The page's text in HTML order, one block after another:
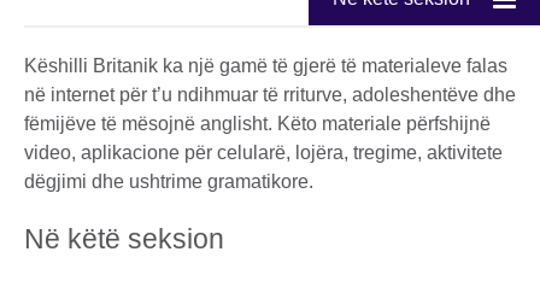
Këshilli Britanik ka një gamë të gjerë të materialeve falas
në internet për t’u ndihmuar të rriturve, adoleshentëve dhe
fëmijëve të mësojnë anglisht. Këto materiale përfshijnë
video, aplikacione për celularë, lojëra, tregime, aktivitete
dëgjimi dhe ushtrime gramatikore.
Në këtë seksion